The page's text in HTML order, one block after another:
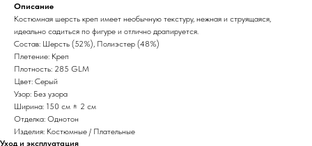
Описание
Костюмная шерсть креп имеет необычную текстуру, нежная и струящаяся,
идеально садиться по фигуре и отлично драпируется.
Состав: Шерсть (52%), Полиэстер (48%)
Плетение: Креп
Плотность: 285 GLM
Цвет: Серый
Узор: Без узора
Ширина: 150 см ± 2 см
Отделка: Однотон
Изделия: Костюмные / Плательные
Уход и эксплуатация